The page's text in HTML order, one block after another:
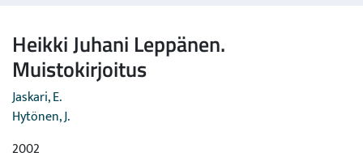
Heikki Juhani Leppänen.
Muistokirjoitus
Jaskari, E.
Hytönen, J.
2002